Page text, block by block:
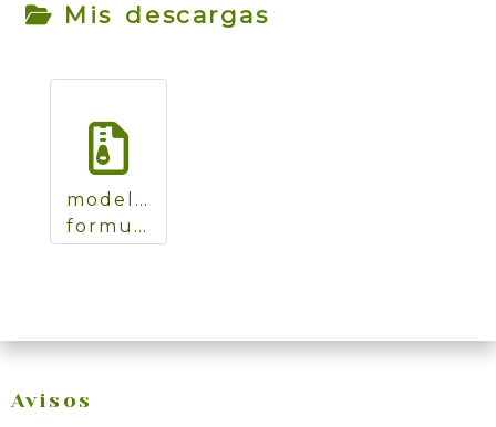
Mis descargas
modelo-
formulario-
consumidor-
Avisos